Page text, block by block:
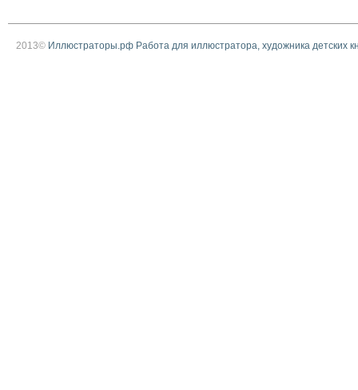
2013© Иллюстраторы.рф Работа для иллюстратора, художника детских